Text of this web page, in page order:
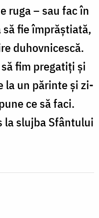
ruga – sau fac în
fie împrăştiată,
duhovnicescă.
fim pregatiţi şi
la un părinte şi zi-
ce să faci.
la slujba Sfântului